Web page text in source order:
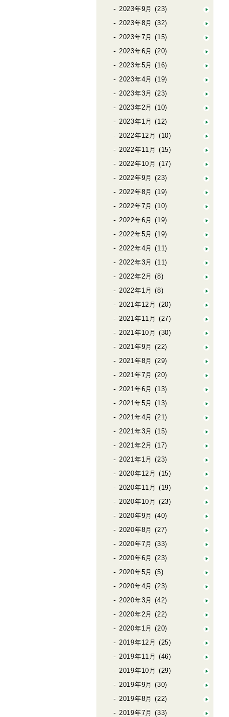
2023年9月 (23)
2023年8月 (32)
2023年7月 (15)
2023年6月 (20)
2023年5月 (16)
2023年4月 (19)
2023年3月 (23)
2023年2月 (10)
2023年1月 (12)
2022年12月 (10)
2022年11月 (15)
2022年10月 (17)
2022年9月 (23)
2022年8月 (19)
2022年7月 (10)
2022年6月 (19)
2022年5月 (19)
2022年4月 (11)
2022年3月 (11)
2022年2月 (8)
2022年1月 (8)
2021年12月 (20)
2021年11月 (27)
2021年10月 (30)
2021年9月 (22)
2021年8月 (29)
2021年7月 (20)
2021年6月 (13)
2021年5月 (13)
2021年4月 (21)
2021年3月 (15)
2021年2月 (17)
2021年1月 (23)
2020年12月 (15)
2020年11月 (19)
2020年10月 (23)
2020年9月 (40)
2020年8月 (27)
2020年7月 (33)
2020年6月 (23)
2020年5月 (5)
2020年4月 (23)
2020年3月 (42)
2020年2月 (22)
2020年1月 (20)
2019年12月 (25)
2019年11月 (46)
2019年10月 (29)
2019年9月 (30)
2019年8月 (22)
2019年7月 (33)